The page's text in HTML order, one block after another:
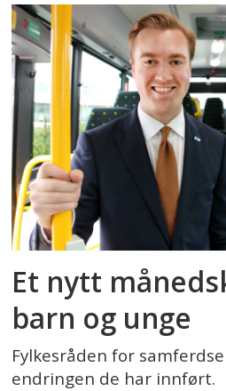
Et nytt
barn og unge
Fylkesråden for
endringen de har innført.